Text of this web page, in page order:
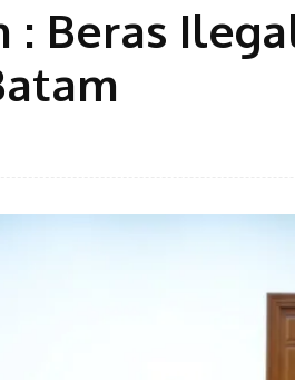
: Beras